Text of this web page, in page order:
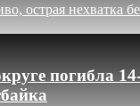
острая нехватка
погибла